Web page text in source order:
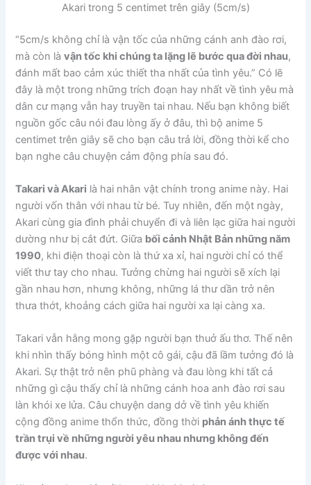
Akari trong 5 centimet trên giây (5cm/s)
“5cm/s không chỉ là vận tốc của những cánh anh đào rơi,
mà còn làvận tốc khi chúng ta lặng lẽ bước qua đời nhau,
đánh mất bao cảm xúc thiết tha nhất của tình yêu.” Có lẽ
đây là một trong những trích đoạn hay nhất về tình yêu mà
dân cư mạng vẫn hay truyền tai nhau. Nếu bạn không biết
nguồn gốc câu nói đau lòng ấy ở đâu, thì bộ anime 5
centimet trên giây sẽ cho bạn câu trả lời, đồng thời kể cho
bạn nghe câu chuyện cảm động phía sau đó.
Takari và Akari là hai nhân vật chính trong anime này. Hai
người vốn thân với nhau từ bé. Tuy nhiên, đến một ngày,
Akari cùng gia đình phải chuyển đi và liên lạc giữa hai người
dường như bị cắt đứt. Giữa bối cảnh Nhật Bản những năm
1990, khi điện thoại còn là thứ xa xỉ, hai người chỉ có thể
viết thư tay cho nhau. Tưởng chừng hai người sẽ xích lại
gần nhau hơn, nhưng không, những lá thư dần trở nên
thưa thớt, khoảng cách giữa hai người xa lại càng xa.
Takari vẫn hằng mong gặp người bạn thuở ấu thơ. Thế nên
khi nhìn thấy bóng hình một cô gái, cậu đã lầm tưởng đó là
Akari. Sự thật trở nên phũ phàng và đau lòng khi tất cả
những gì cậu thấy chỉ là những cánh hoa anh đào rơi sau
làn khói xe lửa. Câu chuyện dang dở về tình yêu khiến
cộng đồng anime thổn thức, đồng thời phản ánh thực tế
trần trụi về những người yêu nhau nhưng không đến
được với nhau.